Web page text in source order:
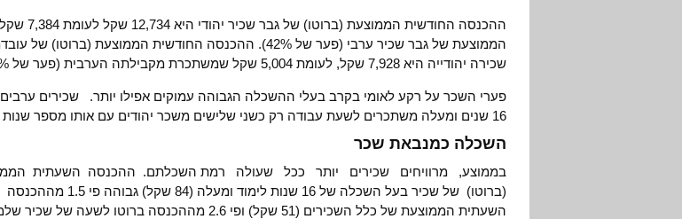
ההכנסה החודשית הממוצעת
הממוצעת של גבר שכיר ערבי (פער של 42%). ההכנסה החודשית הממוצעת (ברוטו) של
שכירה יהודייה היא 7,928 שקל, לעומת 5,004 שקל שמשתכרת מקבילתה הערבית (פער של 37%).
פערי השכר על רקע לאומי בקרב בעלי ההשכלה הגבוהה עמוקים אפילו יותר. שכירים
16 שנים ומעלה משתכרים לשעת עבודה רק כשני שלישים משכר יהודים עם אותו מספר שנות לימוד.
השכלה כמנבאת שכר
בממוצע, מרוויחים שכירים יותר ככל שעולה רמת השכלתם. ההכנסה השעתית
(ברוטו) של שכיר בעל השכלה של 16 שנות לימוד ומעלה (84 שקל) גבוהה פי 1.5 מההכנסה